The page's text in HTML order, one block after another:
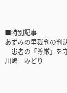
■特別記事
あずみの里裁判の判
患者の「尊厳」を
川嶋 みどり